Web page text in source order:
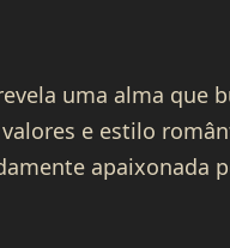
uma alma que
e estilo
apaixonada